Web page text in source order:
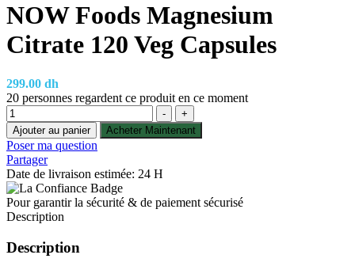
NOW Foods Magnesium
Citrate 120 Veg Capsules
299.00 dh
20 personnes regardent ce produit en ce moment
Quantité
-
+
Ajouter au panier
Acheter Maintenant
Poser ma question
Partager
Date de livraison estimée: 24 H
Pour garantir la sécurité & de paiement sécurisé
Description
Description